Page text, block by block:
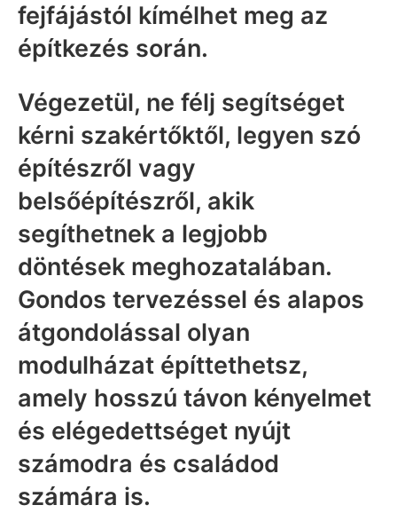
fejfájástól kímélhet meg az
építkezés során.
Végezetül, ne félj segítséget
kérni szakértőktől, legyen szó
építészről vagy
belsőépítészről, akik
segíthetnek a legjobb
döntések meghozatalában.
Gondos tervezéssel és alapos
átgondolással olyan
modulházat építtethetsz,
amely hosszú távon kényelmet
és elégedettséget nyújt
számodra és családod
számára is.